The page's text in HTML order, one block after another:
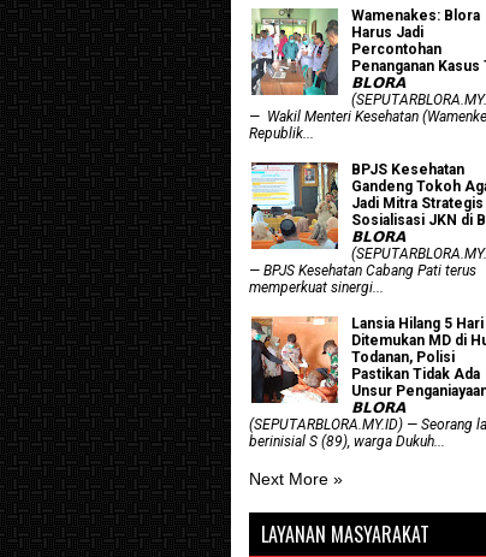
Wamenakes: Blora
Harus Jadi
Percontohan
Penanganan Kasus
𝗕𝗟𝗢𝗥𝗔
— Wakil Menteri Kesehatan
Republik...
BPJS Kesehatan
Gandeng Tokoh
Jadi Mitra Strategis
Sosialisasi JKN di
𝗕𝗟𝗢𝗥𝗔
— BPJS Kesehatan Cabang Pati terus
memperkuat sinergi...
Lansia Hilang 5 Hari
Ditemukan MD di
Todanan, Polisi
Pastikan Tidak Ada
Unsur
𝗕𝗟𝗢𝗥𝗔
(SEPUTARBLORA.MY.ID) — Seorang
berinisial S (89), warga Dukuh...
Next More »
LAYANAN MASYARAKAT